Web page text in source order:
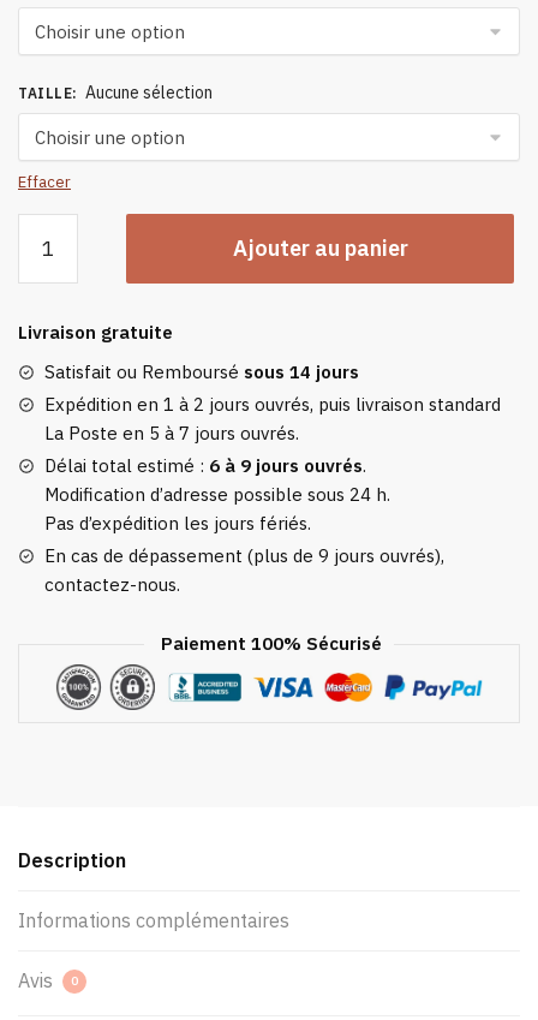
TAILLE: Aucune sélection
Effacer
Chaussons
Papillon
Ajouter au panier
Livraison gratuite
Satisfait ou Remboursé sous 14 jours
Expédition en 1 à 2 jours ouvrés, puis livraison standard
La Poste en 5 à 7 jours ouvrés.
Délai total estimé : 6 à 9 jours ouvrés.
Modification d’adresse possible sous 24 h.
Pas d’expédition les jours fériés.
En cas de dépassement (plus de 9 jours ouvrés),
contactez-nous.
Paiement 100% Sécurisé
Description
Informations complémentaires
Avis 0